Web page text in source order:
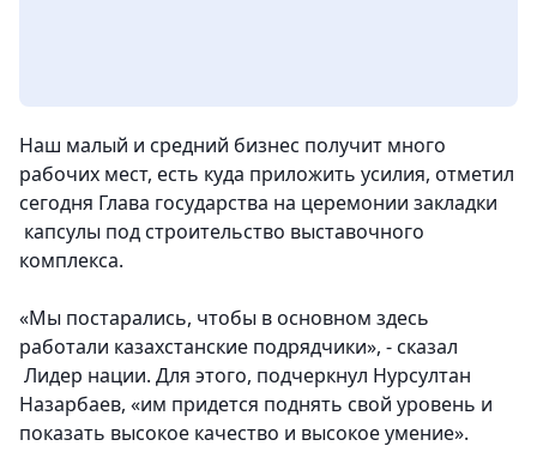
Наш малый и средний бизнес получит много
рабочих мест, есть куда приложить усилия, отметил
сегодня Глава государства на церемонии закладки
капсулы под строительство выставочного
комплекса.
«Мы постарались, чтобы в основном здесь
работали казахстанские подрядчики», - сказал
Лидер нации. Для этого, подчеркнул Нурсултан
Назарбаев, «им придется поднять свой уровень и
показать высокое качество и высокое умение».